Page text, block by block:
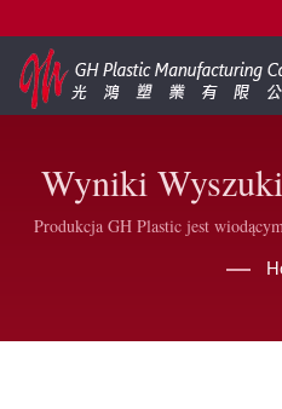
Wyniki
Butelka Na
Hurtowe
Produkcja GH Plastic jest